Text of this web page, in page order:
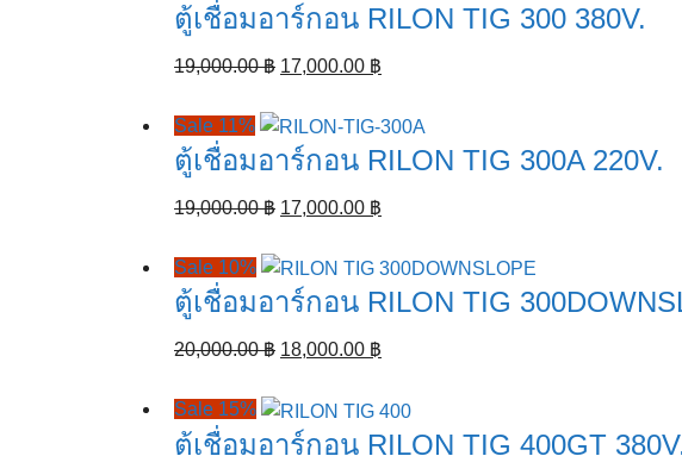
17,000.00 ฿.14,500.00 ฿.
ตู้เชื่อมอาร์กอน RILON TIG 300 380V.
19,000.00฿ Original
was:
19,000.00 ฿.
17,000.00 ฿
is:
17,000.00 ฿.
Sale 11%
ตู้เชื่อมอาร์กอน RILON TIG 300A 220V.
19,000.00฿ Original
was:
19,000.00 ฿.
17,000.00 ฿
is:
17,000.00 ฿.
Sale 10%
ตู้เชื่อมอาร์กอน RILON TIG
20,000.00฿ Original
was:
20,000.00 ฿.
18,000.00 ฿
is:
18,000.00 ฿.
Sale 15%
ตู้เชื่อมอาร์กอน RILON TIG 400GT